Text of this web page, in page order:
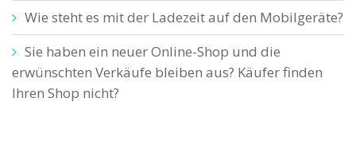
Wie steht es mit der Ladezeit auf den Mobilgeräte?
Sie haben ein neuer Online-Shop und die
erwünschten Verkäufe bleiben aus? Käufer finden
Ihren Shop nicht?